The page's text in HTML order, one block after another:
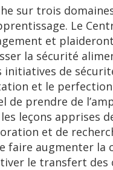
sur trois
Le
et
la sécurité
initiatives de
et le
de prendre de
leçons apprises
et de
faire augmenter la
le transfert des